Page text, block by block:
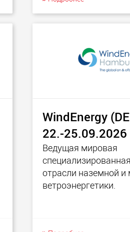
WindEnergy
22.-25.09.2026
Ведущая мировая
отрасли наземной и
ветроэнергетики.